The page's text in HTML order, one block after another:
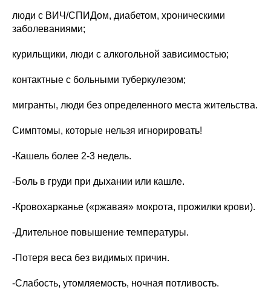
люди с ВИЧ/СПИДом, диабетом, хроническими
заболеваниями;
курильщики, люди с алкогольной зависимостью;
контактные с больными туберкулезом;
мигранты, люди без определенного места жительства.
Симптомы, которые нельзя игнорировать!
-Кашель более 2-3 недель.
-Боль в груди при дыхании или кашле.
-Кровохарканье («ржавая» мокрота, прожилки крови).
-Длительное повышение температуры.
-Потеря веса без видимых причин.
-Слабость, утомляемость, ночная потливость.